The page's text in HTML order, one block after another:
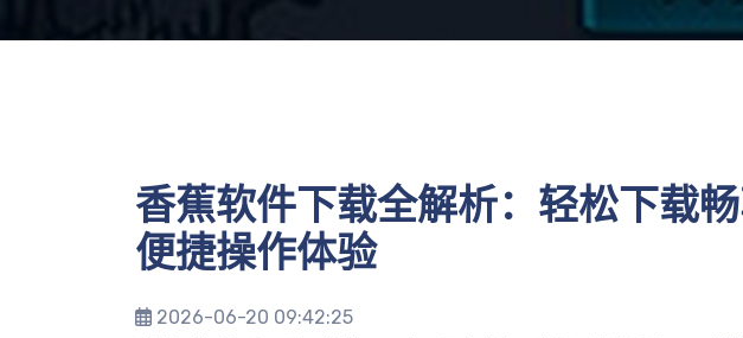
香蕉软件下载全解析：轻松下载
便捷操作体验
2026-06-20 09:42:25